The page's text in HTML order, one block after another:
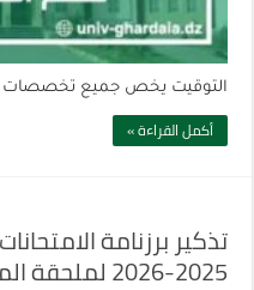
التوقيت يخص جميع تخصصات
أكمل القراءة »
تذكير برزنامة
2025-2026